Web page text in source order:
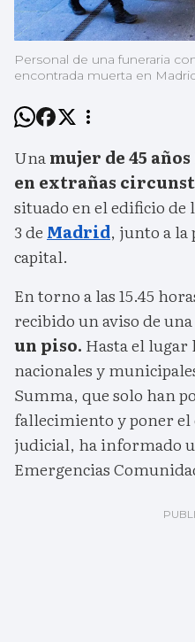
Personal de una funeraria
encontrada muerta en
Unamujer de 45 años
en extrañas
situado en el edificio de
3 de Madrid, junto a la
capital.
En torno a las 15.45
recibido un aviso de una
un piso. Hasta el lugar
nacionales y
Summa, que solo han
fallecimiento y poner el
judicial, ha informado
Emergencias